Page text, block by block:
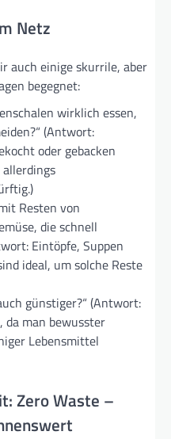
Netz
auch einige skurrile, aber
begegnet:
wirklich essen,
(Antwort:
oder gebacken
allerdings
Resten von
die schnell
Eintöpfe, Suppen
ideal, um solche Reste
günstiger?“ (Antwort:
da man bewusster
Lebensmittel
Zero Waste –